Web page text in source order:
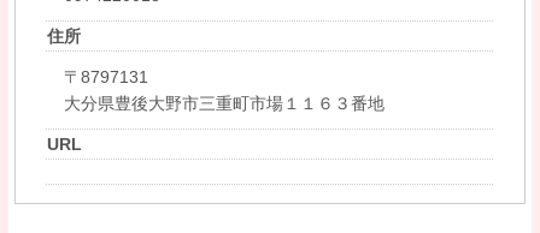
住所
〒8797131
大分県豊後大野市三重町市場１１６３番地
URL